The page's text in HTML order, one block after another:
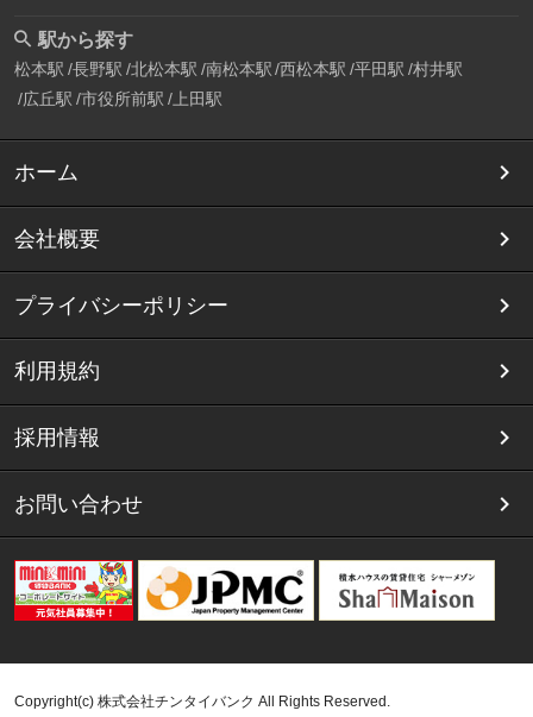
駅から探す
松本駅 長野駅 北松本駅 南松本駅 西松本駅 平田駅 村井駅
広丘駅 市役所前駅 上田駅
ホーム
会社概要
プライバシーポリシー
利用規約
採用情報
お問い合わせ
Copyright(c) 株式会社チンタイバンク All Rights Reserved.